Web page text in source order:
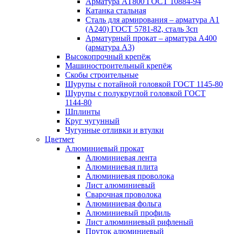
Катанка стальная
Сталь для армирования – арматура А1
(А240) ГОСТ 5781-82, сталь 3сп
Арматурный прокат – арматура А400
(арматура А3)
Высокопрочный крепёж
Машиностроительный крепёж
Скобы строительные
Шурупы с потайной головкой ГОСТ 1145-80
Шурупы с полукруглой головкой ГОСТ
1144-80
Шплинты
Круг чугунный
Чугунные отливки и втулки
Цветмет
Алюминиевый прокат
Алюминиевая лента
Алюминиевая плита
Алюминиевая проволока
Лист алюминиевый
Сварочная проволока
Алюминиевая фольга
Алюминиевый профиль
Лист алюминиевый рифленый
Пруток алюминиевый